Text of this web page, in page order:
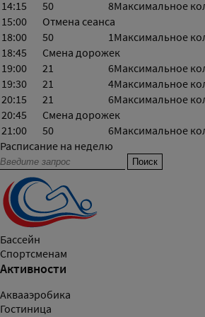
14:15
50 8Максимальное
15:00
Отмена сеанса
18:00
50 1Максимальное
18:45
Смена дорожек
19:00
21 6Максимальное
19:30
21 4Максимальное
20:15
21 6Максимальное
20:45
Смена дорожек
21:00
50 6Максимальное
Расписание на неделю
Бассейн
Спортсменам
Активности
Аквааэробика
Гостиница